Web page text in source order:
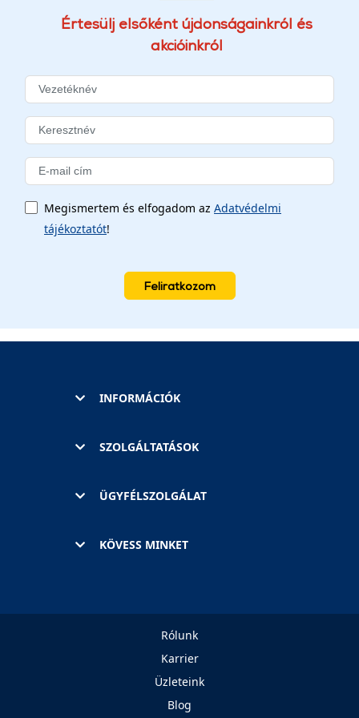
Értesülj elsőként újdonságainkról és
akcióinkról
Megismertem és elfogadom az Adatvédelmi
tájékoztatót!
Feliratkozom
INFORMÁCIÓK
SZOLGÁLTATÁSOK
ÜGYFÉLSZOLGÁLAT
KÖVESS MINKET
Rólunk
Karrier
Üzleteink
Blog